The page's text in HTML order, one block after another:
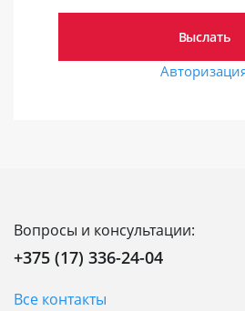
Вопросы и консультации:
+375 (17) 336-24-04
Все контакты